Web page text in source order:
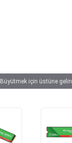
Büyütmek için üstüne gelin